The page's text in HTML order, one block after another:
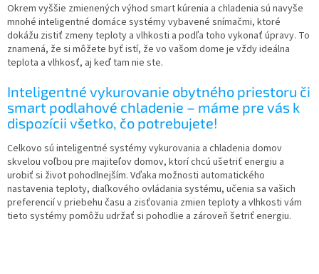
Okrem vyššie zmienených výhod smart kúrenia a chladenia sú navyše
mnohé inteligentné domáce systémy vybavené snímačmi, ktoré
dokážu zistiť zmeny teploty a vlhkosti a podľa toho vykonať úpravy. To
znamená, že si môžete byť istí, že vo vašom dome je vždy ideálna
teplota a vlhkosť, aj keď tam nie ste.
Inteligentné vykurovanie obytného priestoru či
smart podlahové chladenie – máme pre vás k
dispozícii všetko, čo potrebujete!
Celkovo sú inteligentné systémy vykurovania a chladenia domov
skvelou voľbou pre majiteľov domov, ktorí chcú ušetriť energiu a
urobiť si život pohodlnejším. Vďaka možnosti automatického
nastavenia teploty, diaľkového ovládania systému, učenia sa vašich
preferencií v priebehu času a zisťovania zmien teploty a vlhkosti vám
tieto systémy pomôžu udržať si pohodlie a zároveň šetriť energiu.